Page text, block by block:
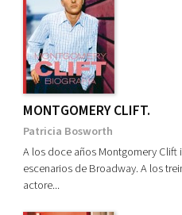
MONTGOMERY CLIFT.
Patricia Bosworth
A los doce años Montgomery
escenarios de Broadway. A los
actore...